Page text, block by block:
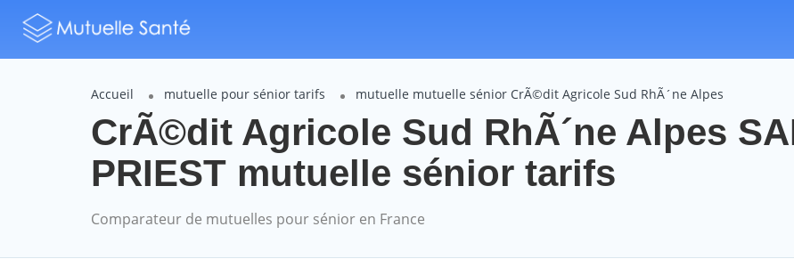
Accueil mutuelle pour sénior tarifs mutuelle mutuelle sénior CrÃ©dit Agricole Sud RhÃ´ne Alpes
CrÃ©dit Agricole Sud RhÃ´ne Alpes
PRIEST mutuelle sénior tarifs
Comparateur de mutuelles pour sénior en France